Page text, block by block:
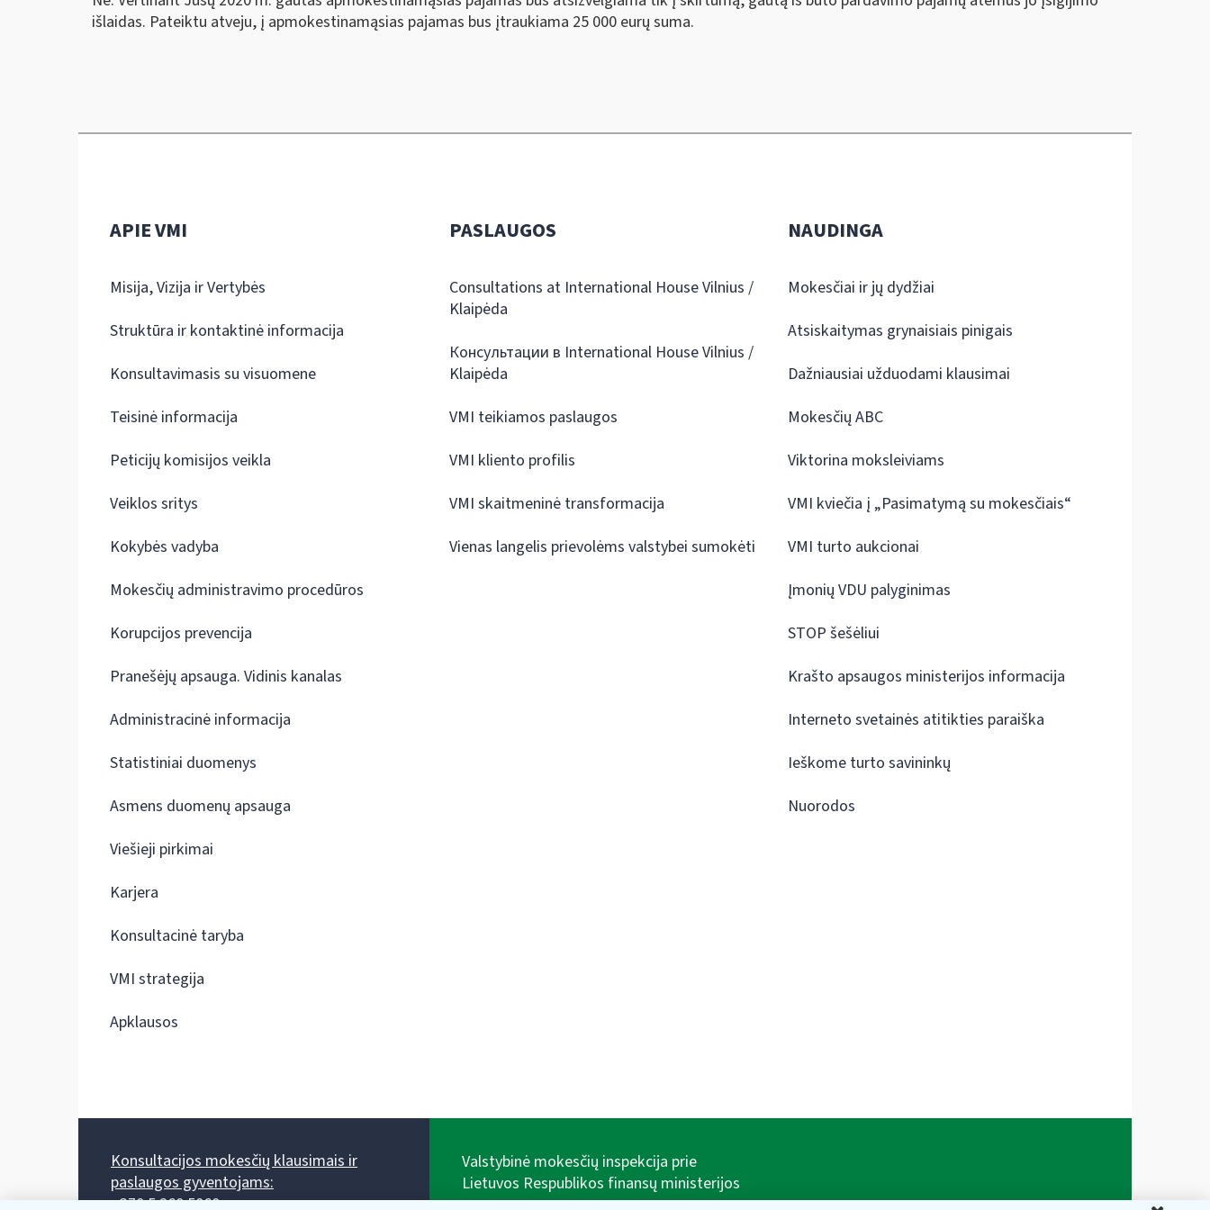
išlaidas. Pateiktu atveju, į apmokestinamąsias pajamas bus įtraukiama 25 000 eurų suma.
APIE VMI
Misija, Vizija ir Vertybės
Struktūra ir kontaktinė informacija
Konsultavimasis su visuomene
Teisinė informacija
Peticijų komisijos veikla
Veiklos sritys
Kokybės vadyba
Mokesčių administravimo procedūros
Korupcijos prevencija
Pranešėjų apsauga. Vidinis kanalas
Administracinė informacija
Statistiniai duomenys
Asmens duomenų apsauga
Viešieji pirkimai
Karjera
Konsultacinė taryba
VMI strategija
Apklausos
PASLAUGOS
Consultations at International House Vilnius /
Klaipėda
Консультации в International House Vilnius /
Klaipėda
VMI teikiamos paslaugos
VMI kliento profilis
VMI skaitmeninė transformacija
Vienas langelis prievolėms valstybei sumokėti
NAUDINGA
Mokesčiai ir jų dydžiai
Atsiskaitymas grynaisiais pinigais
Dažniausiai užduodami klausimai
Mokesčių ABC
Viktorina moksleiviams
VMI kviečia į „Pasimatymą su mokesčiais“
VMI turto aukcionai
Įmonių VDU palyginimas
STOP šešėliui
Krašto apsaugos ministerijos informacija
Interneto svetainės atitikties paraiška
Ieškome turto savininkų
Nuorodos
Konsultacijos mokesčių klausimais ir
paslaugos gyventojams:
+370 5 260 5060
Valstybinė mokesčių inspekcija prie
Lietuvos Respublikos finansų ministerijos